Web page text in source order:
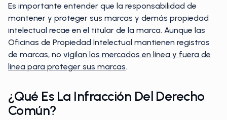
Es importante entender que la responsabilidad de
mantener y proteger sus marcas y demás propiedad
intelectual recae en el titular de la marca. Aunque las
Oficinas de Propiedad Intelectual mantienen registros
de marcas, no vigilan los mercados en línea y fuera de
línea para proteger sus marcas.
¿Qué Es La Infracción Del Derecho
Común?